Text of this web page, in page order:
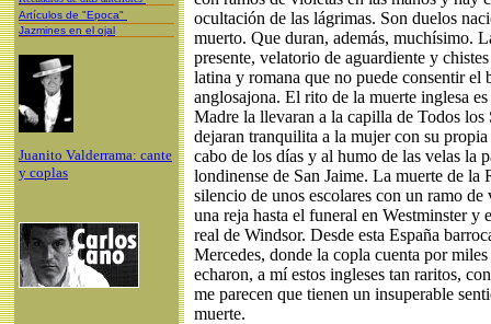
Artículos de "Epoca"
Jazmines en el ojal
Juanito Valderrama: cante
y coplas
ocultación de las lágrimas. Son duelos
muerto. Que duran, además, muchísimo.
presente, velatorio de aguardiente y
latina y romana que no puede consentir el
anglosajona. El rito de la muerte inglesa
Madre la llevaran a la capilla de Todos
dejaran tranquilita a la mujer con su
cabo de los días y al humo de las velas la
londinense de San Jaime. La muerte de la
silencio de unos escolares con un ramo de
una reja hasta el funeral en Westminster y
real de Windsor. Desde esta España
Mercedes, donde la copla cuenta por
echaron, a mí estos ingleses tan raritos,
me parecen que tienen un insuperable
muerte.